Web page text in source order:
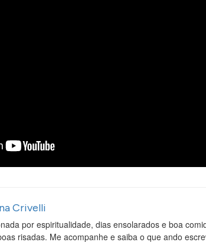
Crivelli
por espiritualidade, dias ensolarados e boa
risadas. Me acompanhe e saiba o que ando